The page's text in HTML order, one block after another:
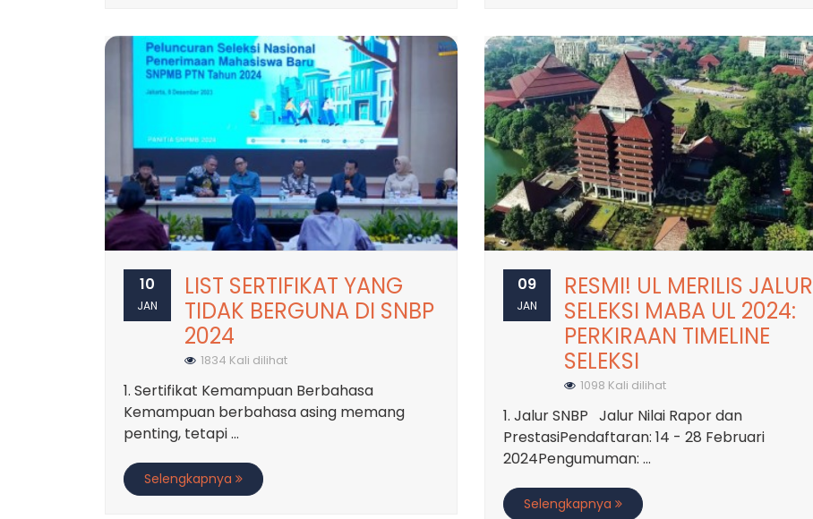
10
JAN
LIST SERTIFIKAT YANG
TIDAK BERGUNA DI SNBP
2024
1834 Kali dilihat
1. Sertifikat Kemampuan Berbahasa
Kemampuan berbahasa asing memang
penting, tetapi ...
Selengkapnya
09
JAN
RESMI! UL MERILIS JALUR
SELEKSI MABA UL 2024:
PERKIRAAN TIMELINE
SELEKSI
1098 Kali dilihat
1. Jalur SNBP Jalur Nilai Rapor dan
PrestasiPendaftaran: 14 - 28 Februari
2024Pengumuman: ...
Selengkapnya